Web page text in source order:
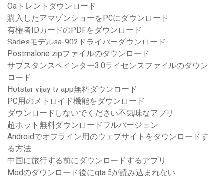
Oaトレントダウンロード
購入したアマゾンショーをPCにダウンロード
有権者IDカードのPDFをダウンロード
Sadesモデルsa-902ドライバーダウンロード
Postmalone zipファイルのダウンロード
サブスタンスペインター3.0ライセンスファイルのダウン
ロード
Hotstar vijay tv app無料ダウンロード
PC用のメトロイド機能をダウンロード
ダウンロードしないでください不気味なアプリ
超ホット無料ダウンロードフルバージョン
Androidでオフライン用のウェブサイトをダウンロードす
る方法
中国に旅行する前にダウンロードするアプリ
Modのダウンロード後にgta 5が読み込まれない